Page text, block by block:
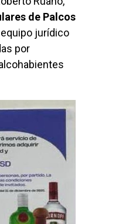
de Palcos
jurídico
por